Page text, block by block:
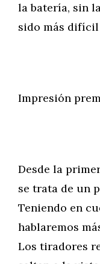
la batería, sin
sido más
Impresión
Desde la
se trata de un
Teniendo en
hablaremos
Los tiradores